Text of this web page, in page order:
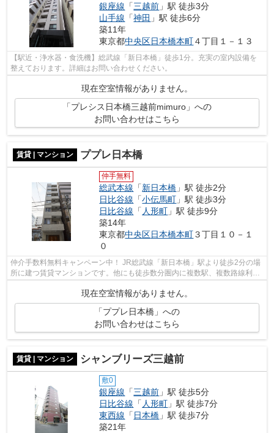
銀座線 「三越前 」駅 徒歩3分
山手線 「神田 」駅 徒歩6分
築11年
東京都中央区日本橋本町４丁目１－１３
【駅近・浄水器・食洗機】総武線「新日本橋」徒歩1分。充実の室内設備を
整えております。詳細はお問い合わせください。
現在空室情報がありません。
「プレシス日本橋三越前mimuro」への
お問い合わせはこちら
賃貸 | マンション ププレ日本橋
仲手無料
総武本線 「新日本橋 」駅 徒歩2分
日比谷線 「小伝馬町 」駅 徒歩3分
日比谷線 「 人形町 」駅 徒歩9分
築14年
東京都中央区日本橋本町３丁目１０－１
０
仲介手数料無料キャンペーン中！ JR総武線「新日本橋」駅より徒歩2分の場
所に建つ賃貸マンションです。他にも徒歩数分圏内に複数駅、複数路線利用
可能な好立地！お部屋には、生活に便...
現在空室情報がありません。
「ププレ日本橋」への
お問い合わせはこちら
賃貸 | マンション シャンブリーズ三越前
敷0
銀座線 「三越前 」駅 徒歩5分
日比谷線 「 人形町 」駅 徒歩7分
東西線 「 日本橋 」駅 徒歩7分
築21年